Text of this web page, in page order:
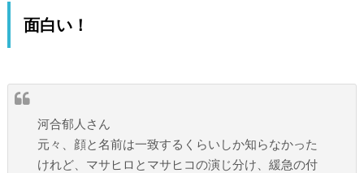
面白い！
河合郁人さん
元々、顔と名前は一致するくらいしか知らなかった
けれど、マサヒロとマサヒコの演じ分け、緩急の付